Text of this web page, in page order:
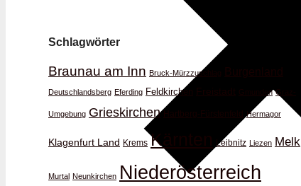
Schlagwörter
Braunau am Inn Bruck-Mürzzuschlag
Deutschlandsberg Eferding Feldkirchen Gmunden Graz-
Umgebung Grieskirchen Hermagor
Klagenfurt Land Krems Kärnten Leibnitz Liezen Melk
Murtal Neunkirchen Niederösterreich